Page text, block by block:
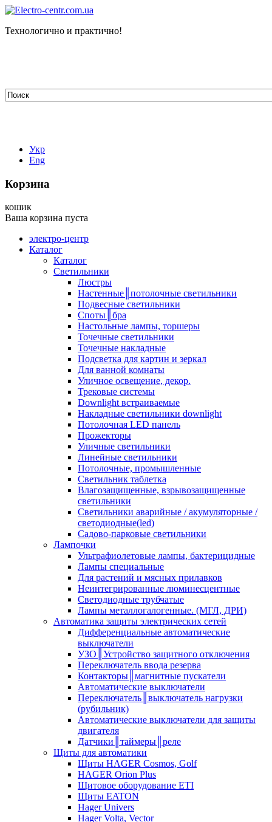
Технологично и практично!
Укр
Eng
Корзина
кошик
Ваша корзина пуста
электро-центр
Каталог
Каталог
Светильники
Люстры
Настенные║потолочные светильники
Подвесные светильники
Споты║бра
Настольные лампы, торшеры
Точечные светильники
Точечные накладные
Подсветка для картин и зеркал
Для ванной комнаты
Уличное освещение, декор.
Трековые системы
Downlight встраиваемые
Накладные светильники downlight
Потолочная LED панель
Прожекторы
Уличные светильники
Линейные светильники
Потолочные, промышленные
Светильник таблетка
Влагозащищенные, взрывозащищенные
светильники
Светильники аварийные / акумуляторные /
светодиодные(led)
Садово-парковые светильники
Лампочки
Ультрафиолетовые лампы, бактерицидные
Лампы специальные
Для растений и мясных прилавков
Неинтегрированные люминесцентные
Светодиодные трубчатые
Лампы металлогалогенные. (МГЛ, ДРИ)
Автоматика защиты электрических сетей
Дифференциальные автоматические
выключатели
УЗО║Устройство защитного отключения
Переключатель ввода резерва
Контакторы║магнитные пускатели
Автоматические выключатели
Переключатель║выключатель нагрузки
(рубильник)
Автоматические выключатели для защиты
двигателя
Датчики║таймеры║реле
Щиты для автоматики
Щиты HAGER Cosmos, Golf
HAGER Orion Plus
Щитовое оборудование ETI
Щиты EATON
Hager Univers
Hager Volta, Vector